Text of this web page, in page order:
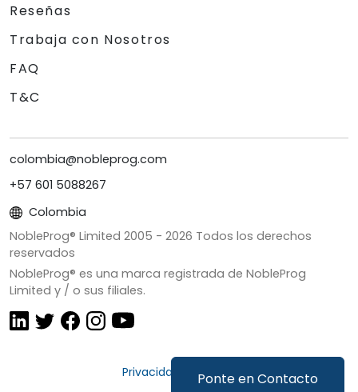
Ponte en Contacto
Reseñas
Trabaja con Nosotros
FAQ
T&C
colombia@nobleprog.com
+57 601 5088267
Colombia
NobleProg® Limited 2005 - 2026 Todos los derechos
reservados
NobleProg® es una marca registrada de NobleProg
Limited y / o sus filiales.
Privacidad y Cookies